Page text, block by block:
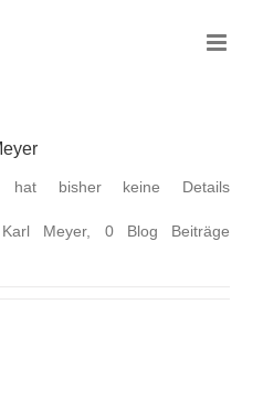
hat bisher keine Details
Meyer, 0 Blog Beiträge